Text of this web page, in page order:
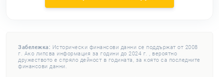
Забележка: Исторически финансови данни се поддържат от 2008
г. Ако липсва информация за години до 2024 г. , вероятно
дружеството е спряло дейност в годината, за която са последните
финансови данни.